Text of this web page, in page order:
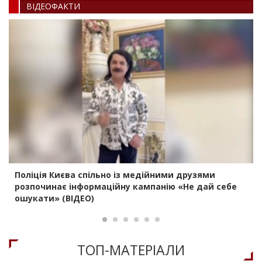
ВIДЕОФАКТИ
Поліція Києва спільно із медійними друзями
розпочинає інформаційну кампанію «Не дай себе
ошукати» (ВІДЕО)
ТОП-МАТЕРIАЛИ